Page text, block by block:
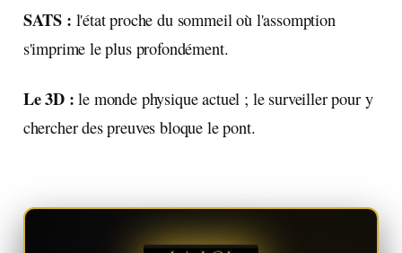
SATS : l'état proche du sommeil où l'assomption
s'imprime le plus profondément.
Le 3D : le monde physique actuel ; le surveiller pour y
chercher des preuves bloque le pont.